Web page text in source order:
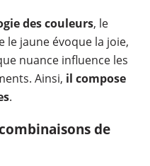
des couleurs, le
le jaune évoque la joie,
nuance influence les
Ainsi, il compose
.
de